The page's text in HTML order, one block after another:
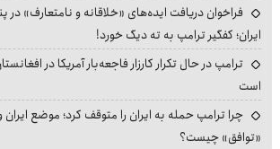
فراخوان دریافت ایده‌های «خلاقانه و نامتعارف» در
ایران؛ کفگیر ترامپ به ته دیگ خورد!
ترامپ در حال تکرار کارزار فاجعه‌بار آمریکا در
است
چرا ترامپ حمله به ایران را متوقف کرد؛ موضع ایران
«توافق» چیست؟